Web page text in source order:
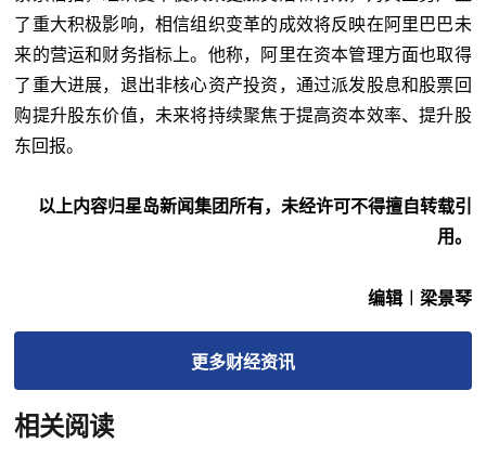
了重大积极影响，相信组织变革的成效将反映在阿里巴巴未
来的营运和财务指标上。他称，阿里在资本管理方面也取得
了重大进展，退出非核心资产投资，通过派发股息和股票回
购提升股东价值，未来将持续聚焦于提高资本效率、提升股
东回报。
以上内容归星岛新闻集团所有，未经许可不得擅自转载引
用。
编辑︱梁景琴
更多财经资讯
相关阅读